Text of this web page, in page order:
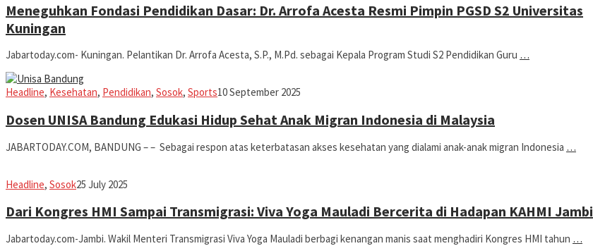
Meneguhkan Fondasi Pendidikan Dasar: Dr. Arrofa Acesta Resmi Pimpin PGSD S2 Universitas
Kuningan
Jabartoday.com- Kuningan. Pelantikan Dr. Arrofa Acesta, S.P., M.Pd. sebagai Kepala Program Studi S2 Pendidikan Guru …
Headline, Kesehatan, Pendidikan, Sosok, SportsIman
10 September 2025
Dosen UNISA Bandung Edukasi Hidup Sehat Anak Migran Indonesia di Malaysia
JABARTODAY.COM, BANDUNG – – Sebagai respon atas keterbatasan akses kesehatan yang dialami anak-anak migran Indonesia …
Headline, Sosokfathiyya
25 July 2025
Dari Kongres HMI Sampai Transmigrasi: Viva Yoga Mauladi Bercerita di Hadapan KAHMI Jambi
Jabartoday.com-Jambi. Wakil Menteri Transmigrasi Viva Yoga Mauladi berbagi kenangan manis saat menghadiri Kongres HMI tahun …